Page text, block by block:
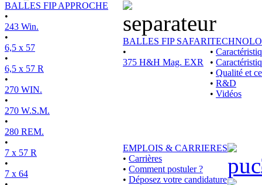
BALLES FIP APPROCHE
•
243 Win.
•
6,5 x 57
•
6,5 x 57 R
•
270 WIN.
•
270 W.S.M.
•
280 REM.
•
7 x 57 R
•
7 x 64
BALLES FIP SAFARI
•
375 H&H Mag. EXR
•
•
• Qualité et
• R&D
• Vidéos
EMPLOIS & CARRIERES
• Carrières
• Comment postuler ?
• Déposez votre candidature